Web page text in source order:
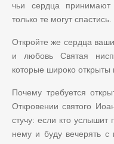
чьи сердца принимают
только те могут спастись.
Откройте же сердца
и любовь Святая
которые широко открыты
Почему требуется
Откровении святого
стучу: если кто услышит
нему и буду вечерять